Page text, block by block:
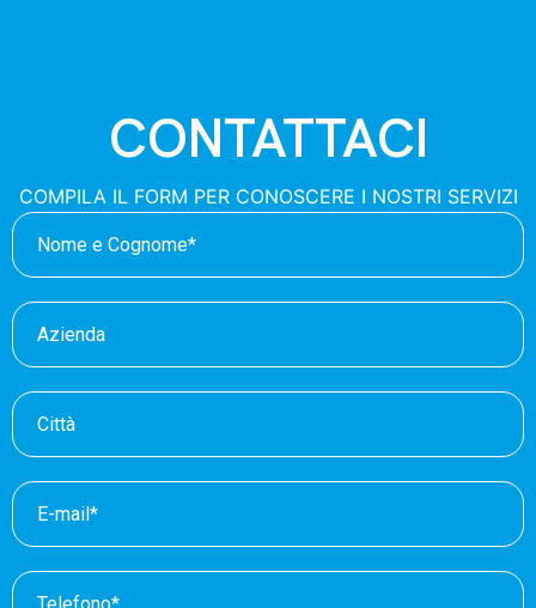
CONTATTACI
COMPILA IL FORM PER CONOSCERE I NOSTRI SERVIZI